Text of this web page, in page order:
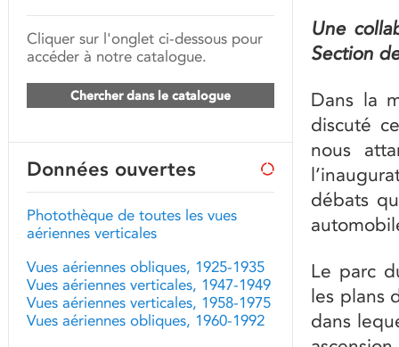
Une
Section
Dans la
discuté
nous
débats
Le parc
les plans
dans
Cliquer sur l'onglet ci-dessous pour
accéder à notre catalogue.
Chercher dans le catalogue
Données ouvertes
Photothèque de toutes les vues
aériennes verticales
Vues aériennes obliques, 1925-1935
Vues aériennes verticales, 1947-1949
Vues aériennes verticales, 1958-1975
Vues aériennes obliques, 1960-1992